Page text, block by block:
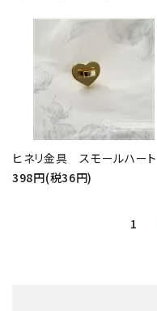
ヒネリ金具 スモールハート
398円(税36円)
1